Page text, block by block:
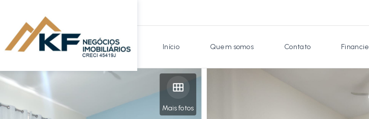
Início Quem somos Contato Financie
Mais fotos